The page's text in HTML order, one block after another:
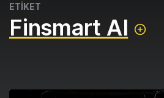
ETİKET
Finsmart AI